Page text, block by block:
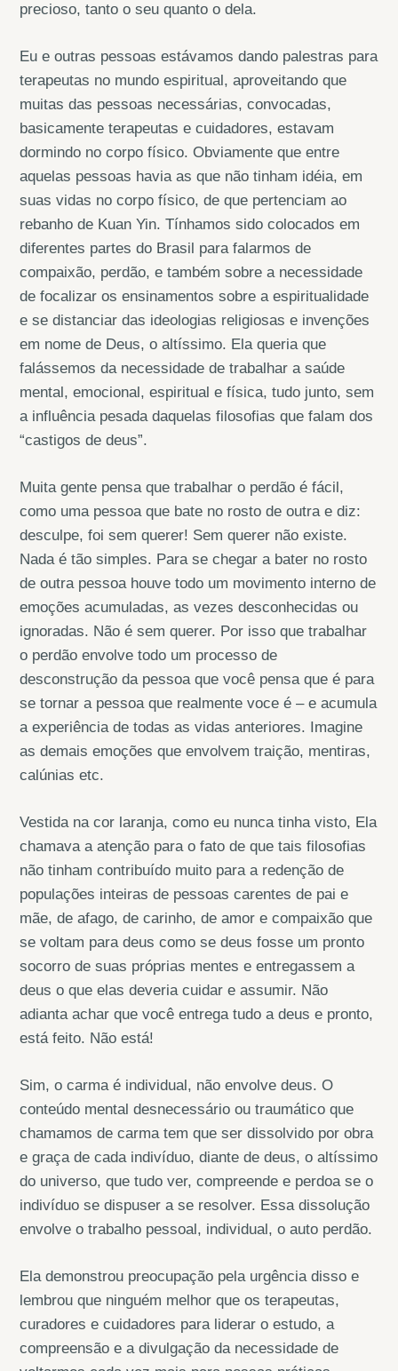
precioso, tanto o seu quanto o dela.
Eu e outras pessoas estávamos dando palestras para
terapeutas no mundo espiritual, aproveitando que
muitas das pessoas necessárias, convocadas,
basicamente terapeutas e cuidadores, estavam
dormindo no corpo físico. Obviamente que entre
aquelas pessoas havia as que não tinham idéia, em
suas vidas no corpo físico, de que pertenciam ao
rebanho de Kuan Yin. Tínhamos sido colocados em
diferentes partes do Brasil para falarmos de
compaixão, perdão, e também sobre a necessidade
de focalizar os ensinamentos sobre a espiritualidade
e se distanciar das ideologias religiosas e invenções
em nome de Deus, o altíssimo. Ela queria que
falássemos da necessidade de trabalhar a saúde
mental, emocional, espiritual e física, tudo junto, sem
a influência pesada daquelas filosofias que falam dos
“castigos de deus”.
Muita gente pensa que trabalhar o perdão é fácil,
como uma pessoa que bate no rosto de outra e diz:
desculpe, foi sem querer! Sem querer não existe.
Nada é tão simples. Para se chegar a bater no rosto
de outra pessoa houve todo um movimento interno de
emoções acumuladas, as vezes desconhecidas ou
ignoradas. Não é sem querer. Por isso que trabalhar
o perdão envolve todo um processo de
desconstrução da pessoa que você pensa que é para
se tornar a pessoa que realmente voce é – e acumula
a experiência de todas as vidas anteriores. Imagine
as demais emoções que envolvem traição, mentiras,
calúnias etc.
Vestida na cor laranja, como eu nunca tinha visto, Ela
chamava a atenção para o fato de que tais filosofias
não tinham contribuído muito para a redenção de
populações inteiras de pessoas carentes de pai e
mãe, de afago, de carinho, de amor e compaixão que
se voltam para deus como se deus fosse um pronto
socorro de suas próprias mentes e entregassem a
deus o que elas deveria cuidar e assumir. Não
adianta achar que você entrega tudo a deus e pronto,
está feito. Não está!
Sim, o carma é individual, não envolve deus. O
conteúdo mental desnecessário ou traumático que
chamamos de carma tem que ser dissolvido por obra
e graça de cada indivíduo, diante de deus, o altíssimo
do universo, que tudo ver, compreende e perdoa se o
indivíduo se dispuser a se resolver. Essa dissolução
envolve o trabalho pessoal, individual, o auto perdão.
Ela demonstrou preocupação pela urgência disso e
lembrou que ninguém melhor que os terapeutas,
curadores e cuidadores para liderar o estudo, a
compreensão e a divulgação da necessidade de